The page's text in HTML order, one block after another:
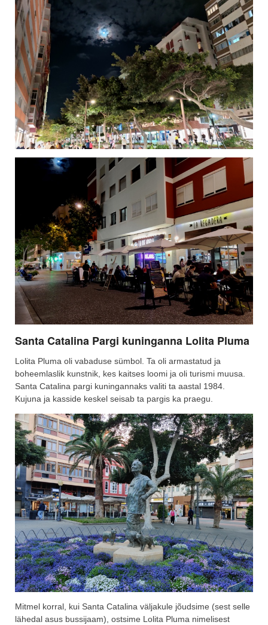
Santa Catalina Pargi kuninganna Lolita Pluma
Lolita Pluma oli vabaduse sümbol. Ta oli armastatud ja
boheemlaslik kunstnik, kes kaitses loomi ja oli turismi muusa.
Santa Catalina pargi kuningannaks valiti ta aastal 1984.
Kujuna ja kasside keskel seisab ta pargis ka praegu.
Mitmel korral, kui Santa Catalina väljakule jõudsime (sest selle
lähedal asus bussijaam), ostsime Lolita Pluma nimelisest